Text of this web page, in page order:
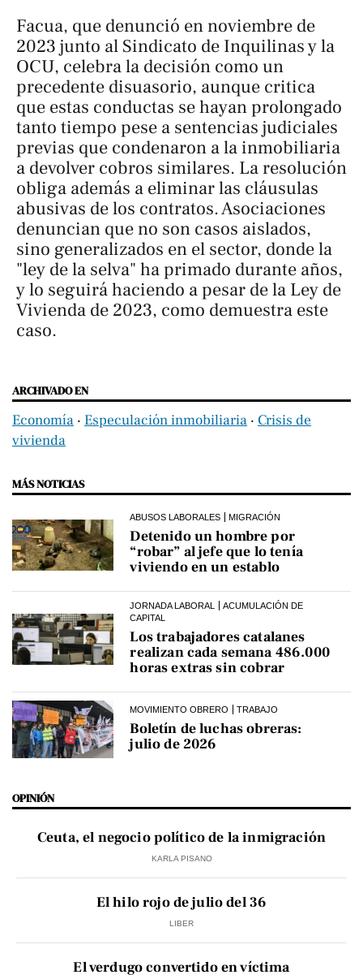
Facua, que denunció en noviembre de
2023 junto al Sindicato de Inquilinas y la
OCU, celebra la decisión como un
precedente disuasorio, aunque critica
que estas conductas se hayan prolongado
tanto tiempo pese a sentencias judiciales
previas que condenaron a la inmobiliaria
a devolver cobros similares. La resolución
obliga además a eliminar las cláusulas
abusivas de los contratos. Asociaciones
denuncian que no son casos aislados,
sino generalizados en el sector, donde la
"ley de la selva" ha primado durante años,
y lo seguirá haciendo a pesar de la Ley de
Vivienda de 2023, como demuestra este
caso.
ARCHIVADO EN
Economía ‧ Especulación inmobiliaria ‧ Crisis de
vivienda
MÁS NOTICIAS
ABUSOS LABORALES MIGRACIÓN
Detenido un hombre por
“robar” al jefe que lo tenía
viviendo en un establo
JORNADA LABORAL
ACUMULACIÓN DE
CAPITAL
Los trabajadores catalanes
realizan cada semana 486.000
horas extras sin cobrar
MOVIMIENTO OBRERO TRABAJO
Boletín de luchas obreras:
julio de 2026
OPINIÓN
Ceuta, el negocio político de la inmigración
KARLA PISANO
El hilo rojo de julio del 36
LIBER
El verdugo convertido en víctima